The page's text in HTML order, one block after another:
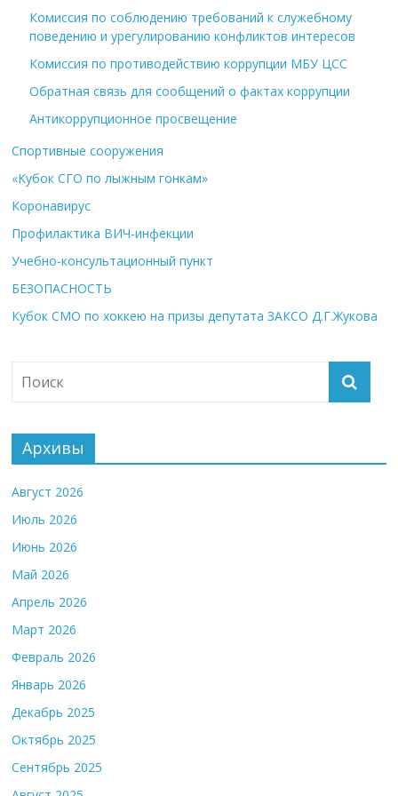
Комиссия по соблюдению требований к служебному
поведению и урегулированию конфликтов интересов
Комиссия по противодействию коррупции МБУ ЦСС
Обратная связь для сообщений о фактах коррупции
Антикоррупционное просвещение
Спортивные сооружения
«Кубок СГО по лыжным гонкам»
Коронавирус
Профилактика ВИЧ-инфекции
Учебно-консультационный пункт
БЕЗОПАСНОСТЬ
Кубок СМО по хоккею на призы депутата ЗАКСО Д.Г.Жукова
Архивы
Август 2026
Июль 2026
Июнь 2026
Май 2026
Апрель 2026
Март 2026
Февраль 2026
Январь 2026
Декабрь 2025
Октябрь 2025
Сентябрь 2025